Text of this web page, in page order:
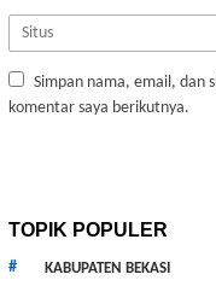
Simpan nama, email, dan
komentar saya berikutnya.
TOPIK POPULER
KABUPATEN BEKASI